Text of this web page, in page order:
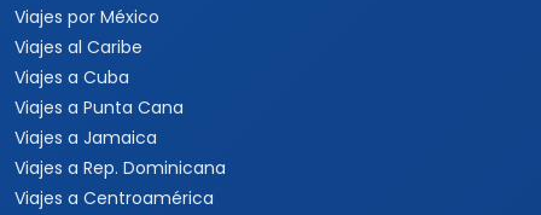
Viajes por México
Viajes al Caribe
Viajes a Cuba
Viajes a Punta Cana
Viajes a Jamaica
Viajes a Rep. Dominicana
Viajes a Centroamérica